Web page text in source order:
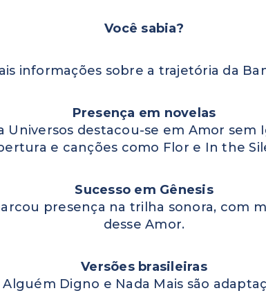
Você sabia?
informações sobre a trajetória da
Presença em novelas
Universos destacou-se em Amor sem
e canções como Flor e In the
Sucesso em Gênesis
presença na trilha sonora, com
desse Amor.
Versões brasileiras
Alguém Digno e Nada Mais são